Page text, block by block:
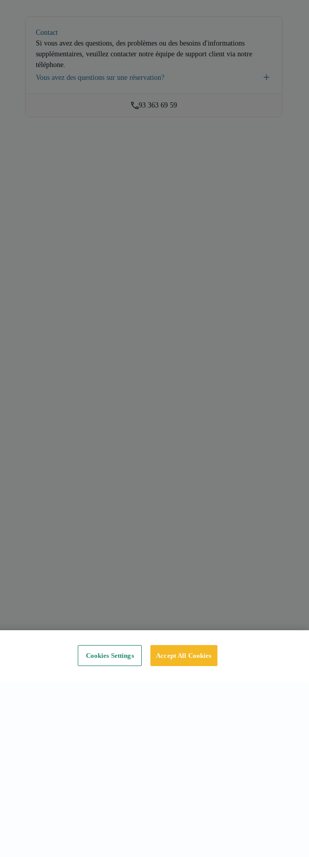
Contact
Si vous avez des questions, des problèmes ou des besoins d'informations
supplémentaires, veuillez contacter notre équipe de support client via notre
téléphone.
Vous avez des questions sur une réservation?
93 363 69 59
Cookies Settings Accept All Cookies